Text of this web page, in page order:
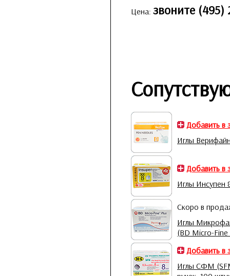
Цена: звоните (495)
Добавить в
Иглы
Добавить в
Иглы Инсупен
Скоро в
Иглы
(BD Micro-
Добавить в
Иглы СФМ